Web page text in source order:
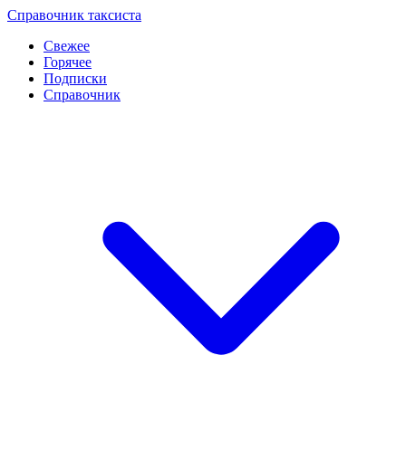
Перейти
контенту
Справочник таксиста
Свежее
Горячее
Подписки
Справочник